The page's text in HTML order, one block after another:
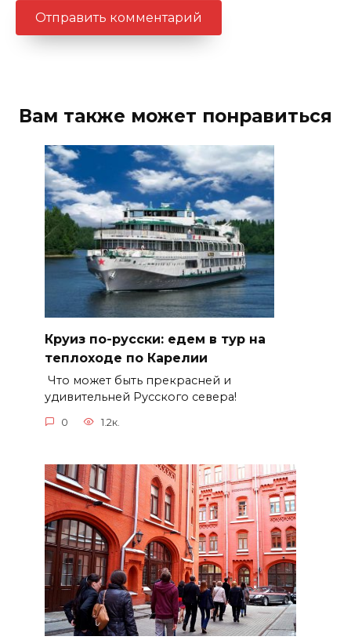
Вам также может понравиться
Круиз по-русски: едем в тур на
теплоходе по Карелии
Что может быть прекрасней и
удивительней Русского севера!
0 1.2к.